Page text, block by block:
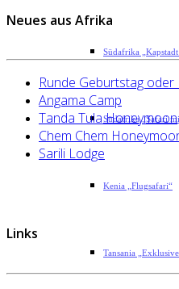
Südafrika
Südafrika „Safari
Kenia „Flugsafari“
Tansania
Neues aus Afrika
Runde Geburtstag
Angama Camp
Tanda Tula Honeymoon
Chem Chem
Sarili Lodge
Links